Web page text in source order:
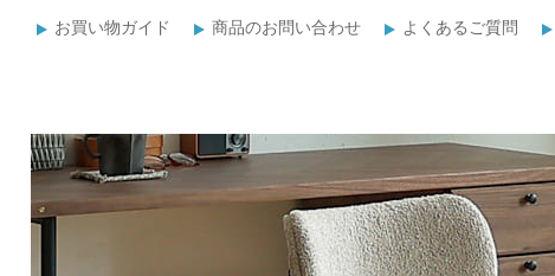
お買い物ガイド 商品のお問い合わせ よくあるご質問